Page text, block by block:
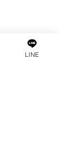
LINE